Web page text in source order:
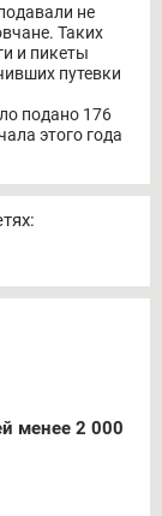
не
Таких
и пикеты
путевки
подано 176
этого года
менее 2 000